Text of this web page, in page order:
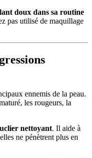
doux dans sa routine
pas utilisé de maquillage
ennemis de la peau.
les rougeurs, la
nettoyant. Il aide à
ne pénètrent plus en